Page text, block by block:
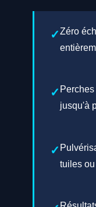
Zéro
jusqu'à
tuiles